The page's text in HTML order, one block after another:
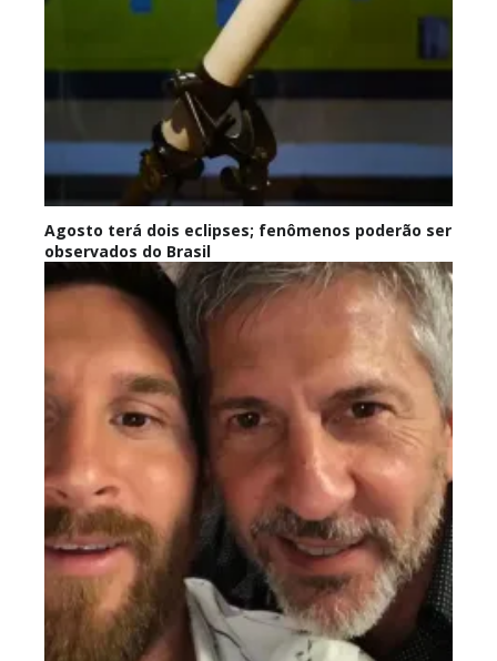
Agosto terá dois eclipses; fenômenos poderão ser
observados do Brasil